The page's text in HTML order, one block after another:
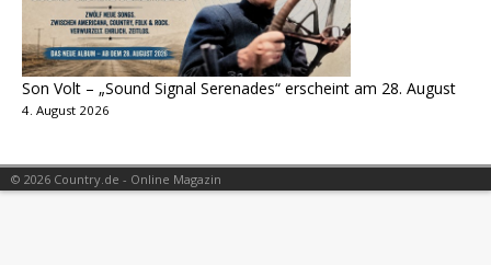
Son Volt – „Sound Signal Serenades“ erscheint am 28. August
4. August 2026
© 2026 Country.de - Online Magazin